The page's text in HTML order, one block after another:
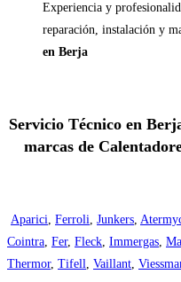
Experiencia y
reparación, instalación y
en Berja
Servicio Técnico en
marcas de
Aparici, Ferroli, Junkers,
Cointra, Fer, Fleck, Immergas,
Thermor, Tifell, Vaillant,